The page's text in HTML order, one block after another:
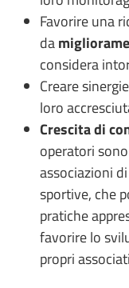
Favorire una
da
considera
Creare
loro
Crescita di
operatori
associazioni
sportive, che
pratiche
favorire lo
propri